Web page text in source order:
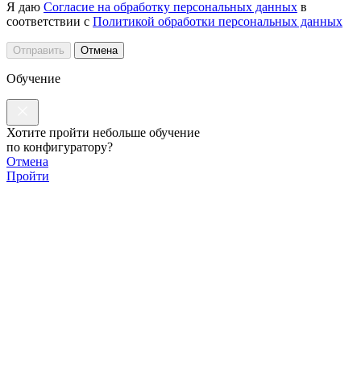
Я даю Согласие на обработку персональных данных в
соответствии с Политикой обработки персональных данных
Отправить Отмена
Обучение
Хотите пройти небольше обучение
по конфигуратору?
Отмена
Пройти